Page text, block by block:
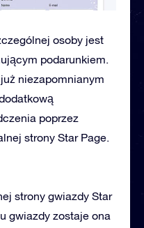
osoby jest
podarunkiem.
niezapomnianym
poprzez
strony Star Page.
strony gwiazdy Star
gwiazdy zostaje ona